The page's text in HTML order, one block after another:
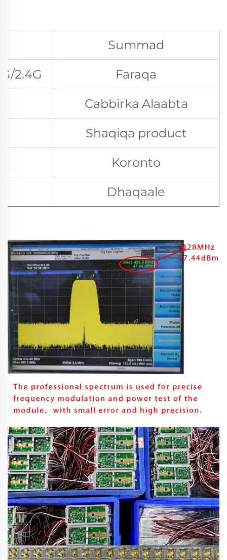
Summad
Faraqa
2.4G
Cabbirka Alaabta
Shaqiqa product
Koronto
Dhaqaale